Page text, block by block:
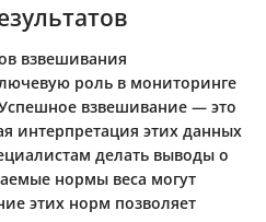
взвешивания
роль в мониторинге
взвешивание — это
интерпретация этих данных
делать выводы о
нормы веса могут
этих норм позволяет